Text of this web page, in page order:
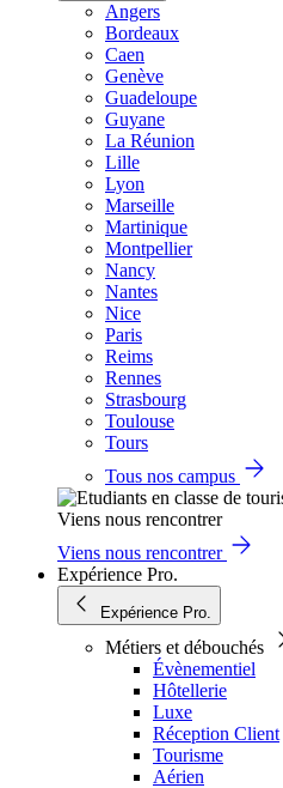
Angers
Bordeaux
Caen
Genève
Guadeloupe
Guyane
La Réunion
Lille
Lyon
Marseille
Martinique
Montpellier
Nancy
Nantes
Nice
Paris
Reims
Rennes
Strasbourg
Toulouse
Tours
Tous nos campus
Viens nous rencontrer
Viens nous rencontrer
Expérience Pro.
Expérience Pro.
Métiers et débouchés
Évènementiel
Hôtellerie
Luxe
Réception Client
Tourisme
Aérien